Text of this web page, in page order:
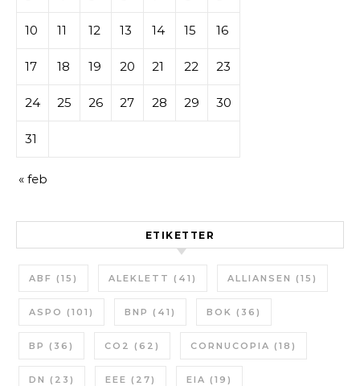
10 11 12 13 14 15 16
17 18 19 20 21 22 23
24 25 26 27 28 29 30
31
« feb
ETIKETTER
ABF (15) ALEKLETT (41) ALLIANSEN (15)
ASPO (101) BNP (41) BOK (36)
BP (36) CO2 (62) CORNUCOPIA (18)
DN (23) EEE (27) EIA (19)